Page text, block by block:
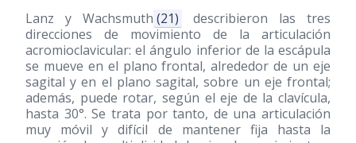
Lanz y Wachsmuth (21)
describieron las tres
direcciones de movimiento de la articulación
acromioclavicular: el ángulo inferior de la escápula
se mueve en el plano frontal, alrededor de un eje
sagital y en el plano sagital, sobre un eje frontal;
además, puede rotar, según el eje de la clavícula,
hasta 30°. Se trata por tanto, de una articulación
muy móvil y difícil de mantener fija hasta la